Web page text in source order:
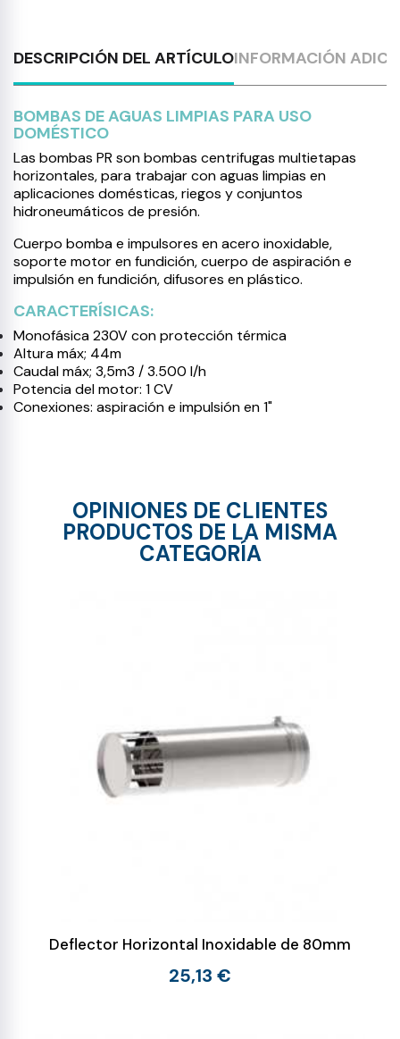
DESCRIPCIÓN DEL ARTÍCULOINFORMACIÓN
BOMBAS DE AGUAS LIMPIAS PARA USO
DOMÉSTICO
Las bombas PR son bombas centrifugas multietapas
horizontales, para trabajar con aguas limpias en
aplicaciones domésticas, riegos y conjuntos
hidroneumáticos de presión.
Cuerpo bomba e impulsores en acero inoxidable,
soporte motor en fundición, cuerpo de aspiración e
impulsión en fundición, difusores en plástico.
CARACTERÍSICAS:
Monofásica 230V con protección térmica
Altura máx; 44m
Caudal máx; 3,5m3 / 3.500 l/h
Potencia del motor: 1 CV
Conexiones: aspiración e impulsión en 1"
OPINIONES DE CLIENTES
PRODUCTOS DE LA MISMA
CATEGORÍA
Deflector Horizontal Inoxidable de 80mm
25,13 €